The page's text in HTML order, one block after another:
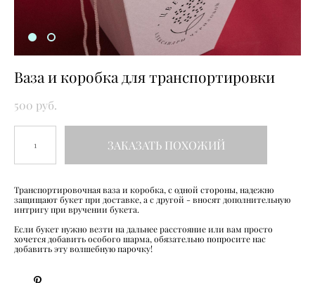
Ваза и коробка для транспортировки
500 pуб.
ЗАКАЗАТЬ ПОХОЖИЙ
Транспортировочная ваза и коробка, с одной стороны, надежно
защищают букет при доставке, а с другой - вносят дополнительную
интригу при вручении букета.
Если букет нужно везти на дальнее расстояние или вам просто
хочется добавить особого шарма, обязательно попросите нас
добавить эту волшебную парочку!